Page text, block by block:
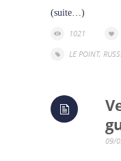
(suite…)
1021
LE POINT,
09/